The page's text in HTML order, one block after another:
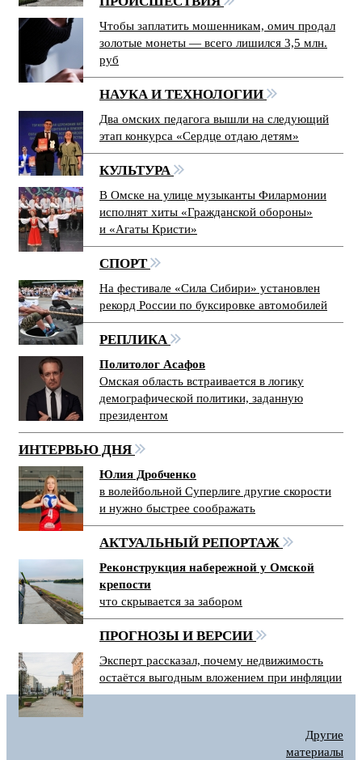
Чтобы заплатить мошенникам, омич продал
золотые монеты — всего лишился 3,5 млн.
руб
НАУКА И ТЕХНОЛОГИИ
Два омских педагога вышли на следующий
этап конкурса «Сердце отдаю детям»
КУЛЬТУРА
В Омске на улице музыканты Филармонии
исполнят хиты «Гражданской обороны»
и «Агаты Кристи»
СПОРТ
На фестивале «Сила Сибири» установлен
рекорд России по буксировке автомобилей
РЕПЛИКА
Политолог Асафов
Омская область встраивается в логику
демографической политики, заданную
президентом
ИНТЕРВЬЮ ДНЯ
Юлия Дробченко
в волейбольной Суперлиге другие скорости
и нужно быстрее соображать
АКТУАЛЬНЫЙ РЕПОРТАЖ
Реконструкция набережной у Омской
крепости
что скрывается за забором
ПРОГНОЗЫ И ВЕРСИИ
Эксперт рассказал, почему недвижимость
остаётся выгодным вложением при инфляции
Другие
материалы